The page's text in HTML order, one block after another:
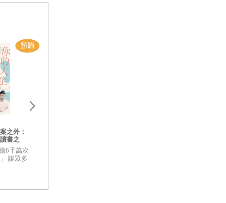
wear
莉那句經
更充滿自
之外：
書之
用學習
6千萬次
讓眾多